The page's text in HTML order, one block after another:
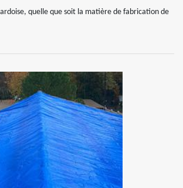
quelle que soit la matière de fabrication de